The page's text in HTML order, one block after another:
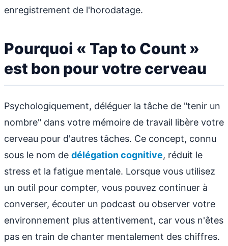
enregistrement de l'horodatage.
Pourquoi « Tap to Count »
est bon pour votre cerveau
Psychologiquement, déléguer la tâche de "tenir un
nombre" dans votre mémoire de travail libère votre
cerveau pour d'autres tâches. Ce concept, connu
sous le nom de délégation cognitive, réduit le
stress et la fatigue mentale. Lorsque vous utilisez
un outil pour compter, vous pouvez continuer à
converser, écouter un podcast ou observer votre
environnement plus attentivement, car vous n'êtes
pas en train de chanter mentalement des chiffres.